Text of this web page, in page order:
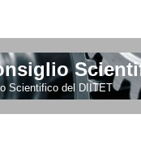
Scientifico del DIITET